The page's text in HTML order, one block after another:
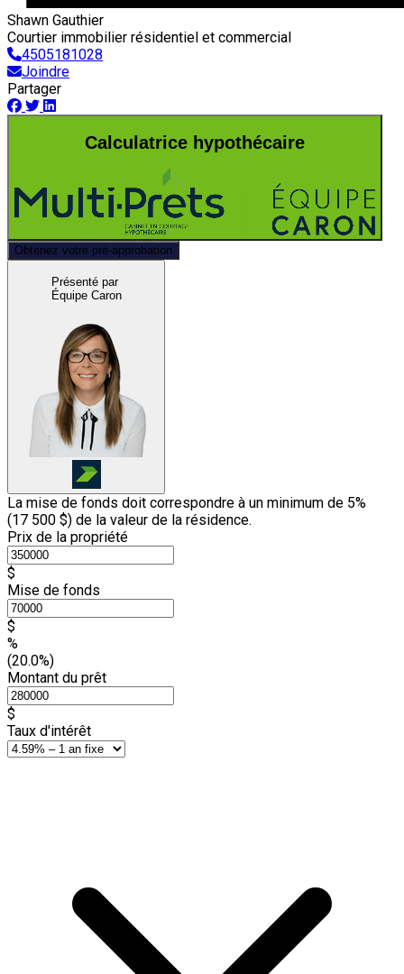
Shawn Gauthier
Courtier immobilier résidentiel et commercial
4505181028
Joindre
Partager
Calculatrice hypothécaire
Obtenez votre pré-approbation
Présenté par
Équipe Caron
La mise de fonds doit correspondre à un minimum de 5%
(17 500 $) de la valeur de la résidence.
Prix de la propriété
$
Mise de fonds
$
%
(20.0%)
Montant du prêt
$
Taux d'intérêt